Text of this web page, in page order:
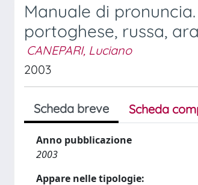
Manuale di
portoghese, russa,
CANEPARI, Luciano
2003
Scheda breve Scheda
Anno pubblicazione
2003
Appare nelle tipologie: